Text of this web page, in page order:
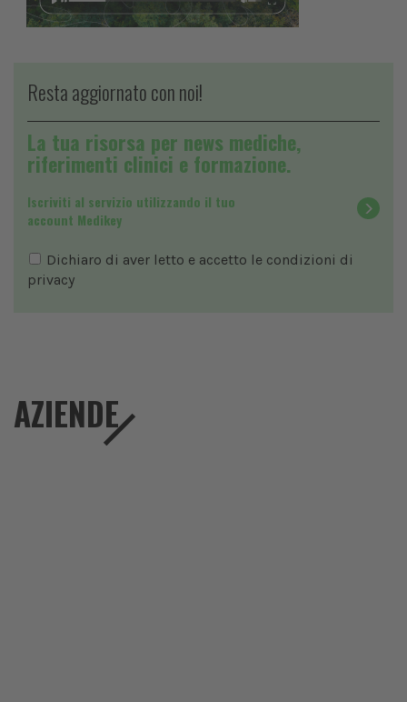
Resta aggiornato con noi!
La tua risorsa per news mediche,
riferimenti clinici e formazione.
Iscriviti al servizio utilizzando il tuo
account Medikey
Dichiaro di aver letto e accetto le condizioni di
privacy
AZIENDE